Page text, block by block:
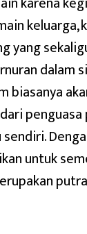
keluarga,
yang
dalam
biasanya
untuk